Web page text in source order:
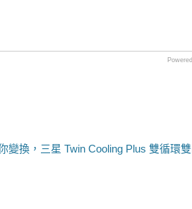
變換，三星 Twin Cooling Plus 雙循環